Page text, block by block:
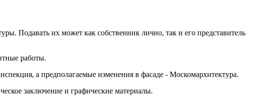
Подавать их может как собственник лично, так и его представитель
работы.
а предполагаемые изменения в фасаде - Москомархитектура.
заключение и графические материалы.